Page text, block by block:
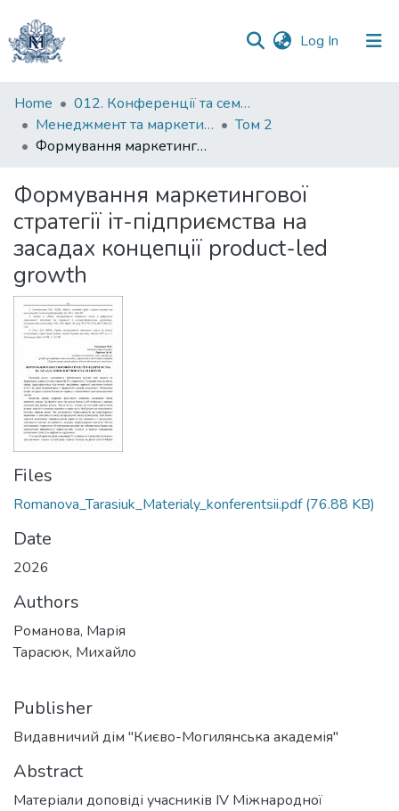
Log In (current)
Communities
&
Collections
Statistics
Home
012. Конференції та семінари НаУКМА
Менеджмент та маркетинг як фактори розвитку бізнесу : матеріали ІV Міжнародної науково-практичної конференції 15-17 квітня 2026 р.
Том 2
Формування маркетингової стратегії іт-підприємства на засадах концепції product-led growth
Формування маркетингової
стратегії іт-підприємства на
засадах концепції product-led
growth
Files
Romanova_Tarasiuk_Materialy_konferentsii.pdf(76.88 KB)
Date
2026
Authors
Романова, Марія
Тарасюк, Михайло
Publisher
Видавничий дім "Києво-Могилянська академія"
Abstract
Матеріали доповіді учасників IV Міжнародної